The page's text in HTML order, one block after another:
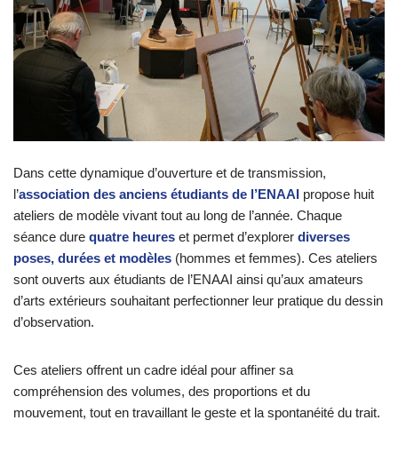
Dans cette dynamique d’ouverture et de transmission,
l’association des anciens étudiants de l’ENAAI propose huit
ateliers de modèle vivant tout au long de l’année. Chaque
séance dure quatre heures et permet d’explorer diverses
poses, durées et modèles (hommes et femmes). Ces ateliers
sont ouverts aux étudiants de l’ENAAI ainsi qu’aux amateurs
d’arts extérieurs souhaitant perfectionner leur pratique du dessin
d’observation.
Ces ateliers offrent un cadre idéal pour affiner sa
compréhension des volumes, des proportions et du
mouvement, tout en travaillant le geste et la spontanéité du trait.